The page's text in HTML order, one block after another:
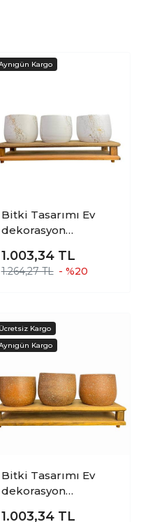
Bitki Tasarımı Ev
dekorasyon
Mermer Efektli
Toprak Saksı Üçlü
Saksılık
1.003,34 TL
1.264,27 TL - %20
Bitki Tasarımı Ev
dekorasyon
1.003,34 TL